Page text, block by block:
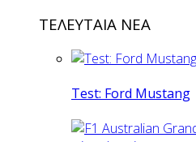
ΤΕΛΕΥΤΑΙΑ ΝΕΑ
Test: Ford Mustang